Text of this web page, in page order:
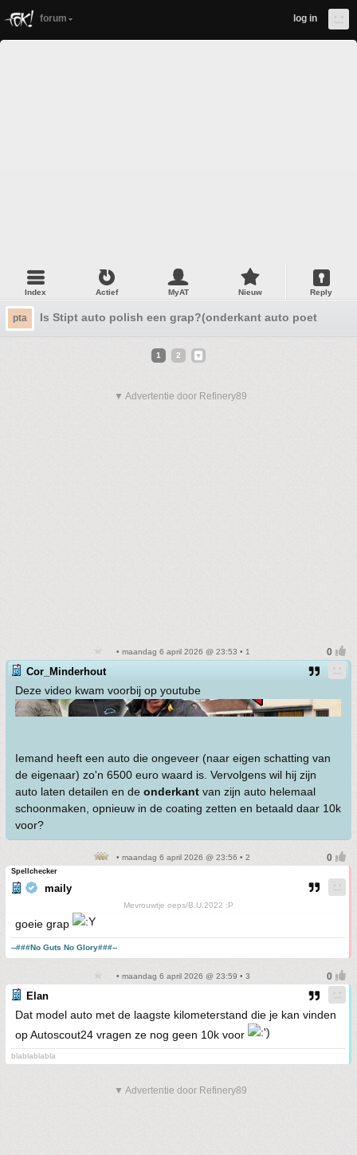
forum log in
Index Actief MyAT Nieuw Reply
pta Is Stipt auto polish een grap?(onderkant auto poetsen á
1 2
▼ Advertentie door Refinery89
• maandag 6 april 2026 @ 23:53 • 1
Cor_Minderhout
Deze video kwam voorbij op youtube
Iemand heeft een auto die ongeveer (naar eigen schatting van
de eigenaar) zo'n 6500 euro waard is. Vervolgens wil hij zijn
auto laten detailen en de onderkant van zijn auto helemaal
schoonmaken, opnieuw in de coating zetten en betaald daar 10k
voor?
• maandag 6 april 2026 @ 23:56 • 2
Spellchecker
maily
Mevrouwtje oeps/B.U.2022 :P
goeie grap
--###No Guts No Glory###--
• maandag 6 april 2026 @ 23:59 • 3
Elan
Dat model auto met de laagste kilometerstand die je kan vinden
op Autoscout24 vragen ze nog geen 10k voor
blablablabla
▼ Advertentie door Refinery89